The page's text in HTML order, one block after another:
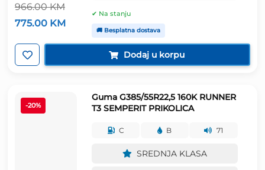
966.00KM
Izvorna
cijena
bila
je:
966.00 KM.
775.00 KM Trenutna
cijena
je:
775.00 KM.
✔ Na stanju
🚚 Besplatna dostava
Dodaj u korpu
-20%
Guma G385/55R22,5 160K RUNNER
T3 SEMPERIT PRIKOLICA
C B 71
SREDNJA KLASA